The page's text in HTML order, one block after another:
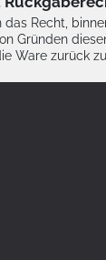
das Recht,
Gründen
Ware zurück